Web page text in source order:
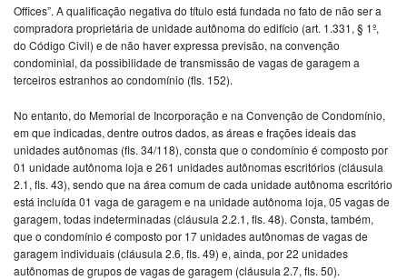
Offices”. A qualificação negativa do título está fundada no fato de não ser a
compradora proprietária de unidade autônoma do edifício (art. 1.331, § 1º,
do Código Civil) e de não haver expressa previsão, na convenção
condominial, da possibilidade de transmissão de vagas de garagem a
terceiros estranhos ao condomínio (fls. 152).
No entanto, do Memorial de Incorporação e na Convenção de Condomínio,
em que indicadas, dentre outros dados, as áreas e frações ideais das
unidades autônomas (fls. 34/118), consta que o condomínio é composto por
01 unidade autônoma loja e 261 unidades autônomas escritórios (cláusula
2.1, fls. 43), sendo que na área comum de cada unidade autônoma escritório
está incluída 01 vaga de garagem e na unidade autônoma loja, 05 vagas de
garagem, todas indeterminadas (cláusula 2.2.1, fls. 48). Consta, também,
que o condomínio é composto por 17 unidades autônomas de vagas de
garagem individuais (cláusula 2.6, fls. 49) e, ainda, por 22 unidades
autônomas de grupos de vagas de garagem (cláusula 2.7, fls. 50).